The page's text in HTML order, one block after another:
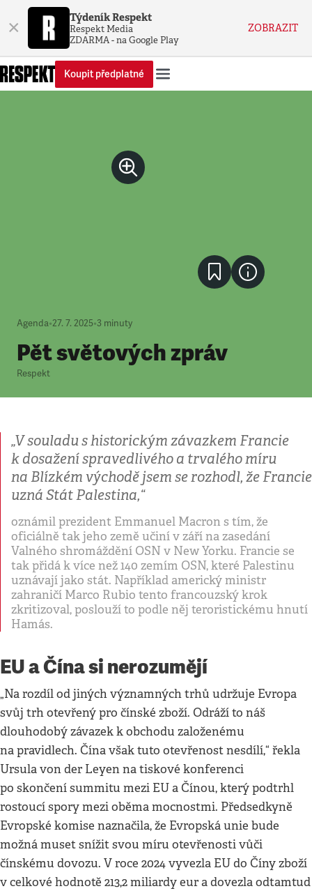
× Týdeník Respekt
Respekt Media
ZDARMA - na Google Play
ZOBRAZIT
Koupit předplatné
Agenda•27. 7. 2025•3 minuty
Pět světových zpráv
Respekt
„V souladu s historickým závazkem Francie
k dosažení spravedlivého a trvalého míru
na Blízkém východě jsem se rozhodl, že Francie
uzná Stát Palestina,“
oznámil prezident Emmanuel Macron s tím, že
oficiálně tak jeho země učiní v září na zasedání
Valného shromáždění OSN v New Yorku. Francie se
tak přidá k více než 140 zemím OSN, které Palestinu
uznávají jako stát. Například americký ministr
zahraničí Marco Rubio tento francouzský krok
zkritizoval, poslouží to podle něj teroristickému hnutí
Hamás.
EU a Čína si nerozumějí
„Na rozdíl od jiných významných trhů udržuje Evropa
svůj trh otevřený pro čínské zboží. Odráží to náš
dlouhodobý závazek k obchodu založenému
na pravidlech. Čína však tuto otevřenost nesdílí,“ řekla
Ursula von der Leyen na tiskové konferenci
po skončení summitu mezi EU a Čínou, který podtrhl
rostoucí spory mezi oběma mocnostmi. Předsedkyně
Evropské komise naznačila, že Evropská unie bude
možná muset snížit svou míru otevřenosti vůči
čínskému dovozu. V roce 2024 vyvezla EU do Číny zboží
v celkové hodnotě 213,2 miliardy eur a dovezla odtamtud